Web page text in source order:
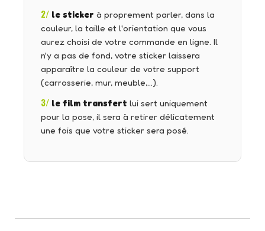
2/ le sticker à proprement parler, dans la
couleur, la taille et l'orientation que vous
aurez choisi de votre commande en ligne. Il
n'y a pas de fond, votre sticker laissera
apparaître la couleur de votre support
(carrosserie, mur, meuble,…).
3/ le film transfert lui sert uniquement
pour la pose, il sera à retirer délicatement
une fois que votre sticker sera posé.